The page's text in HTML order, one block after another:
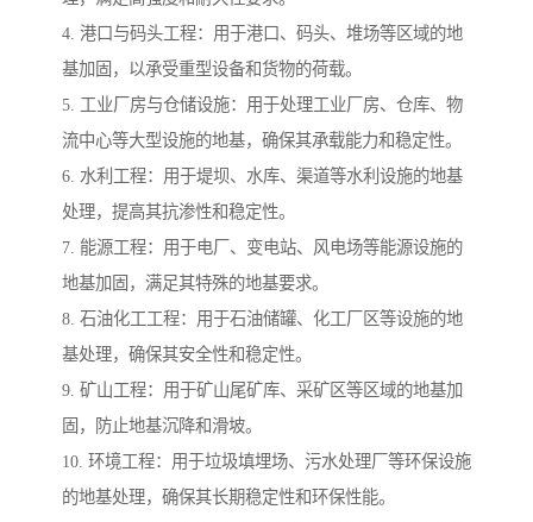
4. 港口与码头工程：用于港口、码头、堆场等区域的地
基加固，以承受重型设备和货物的荷载。
5. 工业厂房与仓储设施：用于处理工业厂房、仓库、物
流中心等大型设施的地基，确保其承载能力和稳定性。
6. 水利工程：用于堤坝、水库、渠道等水利设施的地基
处理，提高其抗渗性和稳定性。
7. 能源工程：用于电厂、变电站、风电场等能源设施的
地基加固，满足其特殊的地基要求。
8. 石油化工工程：用于石油储罐、化工厂区等设施的地
基处理，确保其安全性和稳定性。
9. 矿山工程：用于矿山尾矿库、采矿区等区域的地基加
固，防止地基沉降和滑坡。
10. 环境工程：用于垃圾填埋场、污水处理厂等环保设施
的地基处理，确保其长期稳定性和环保性能。